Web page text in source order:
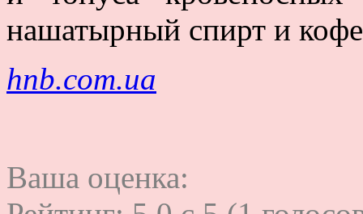
нашатырный спирт и
hnb.com.ua
Ваша оценка: